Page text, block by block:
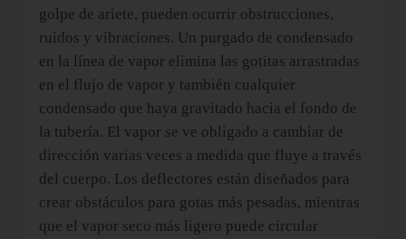
golpe de ariete, pueden ocurrir obstrucciones,
ruidos y vibraciones. Un purgado de condensado
en la línea de vapor elimina las gotitas arrastradas
en el flujo de vapor y también cualquier
condensado que haya gravitado hacia el fondo de
la tubería. El vapor se ve obligado a cambiar de
dirección varias veces a medida que fluye a través
del cuerpo. Los deflectores están diseñados para
crear obstáculos para gotas más pesadas, mientras
que el vapor seco más ligero puede circular